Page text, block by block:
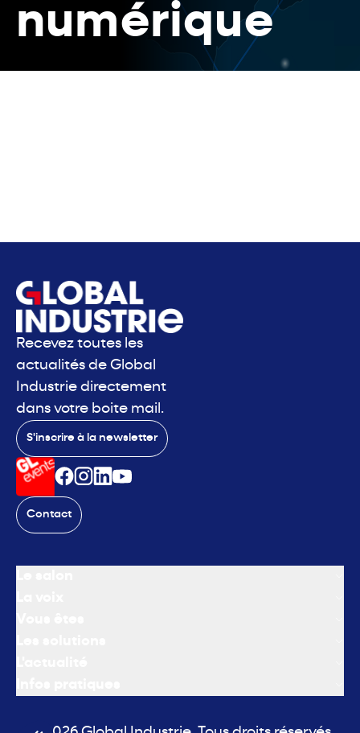
numérique
Recevez toutes les
actualités de Global
Industrie directement
dans votre boite mail.
S'inscrire à la newsletter
Contact